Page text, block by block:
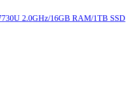
2.0GHz/16GB RAM/1TB SSD